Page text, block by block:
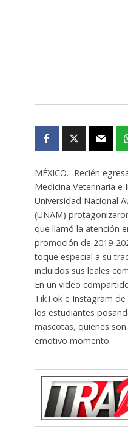
MÉXICO.- Recién
Medicina Veterinaria e
Universidad Nacional
(UNAM)
que llamó la atención
promoción de 2019-
toque especial a su
incluidos sus leales
En un video
TikTok e Instagram de
los estudiantes
mascotas, quienes
emotivo momento.